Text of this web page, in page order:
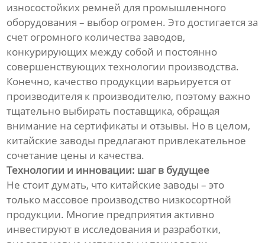
износостойких ремней для промышленного
оборудования – выбор огромен. Это достигается за
счет огромного количества заводов,
конкурирующих между собой и постоянно
совершенствующих технологии производства.
Конечно, качество продукции варьируется от
производителя к производителю, поэтому важно
тщательно выбирать поставщика, обращая
внимание на сертификаты и отзывы. Но в целом,
китайские заводы предлагают привлекательное
сочетание цены и качества.
Технологии и инновации: шаг в будущее
Не стоит думать, что китайские заводы – это
только массовое производство низкосортной
продукции. Многие предприятия активно
инвестируют в исследования и разработки,